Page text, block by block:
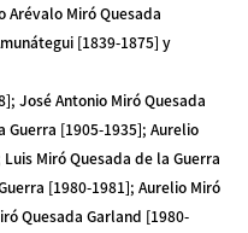
Arévalo Miró Quesada
[1839-1875] y
José Antonio Miró Quesada
Guerra [1905-1935]; Aurelio
Miró Quesada de la Guerra
[1980-1981]; Aurelio Miró
Quesada Garland [1980-